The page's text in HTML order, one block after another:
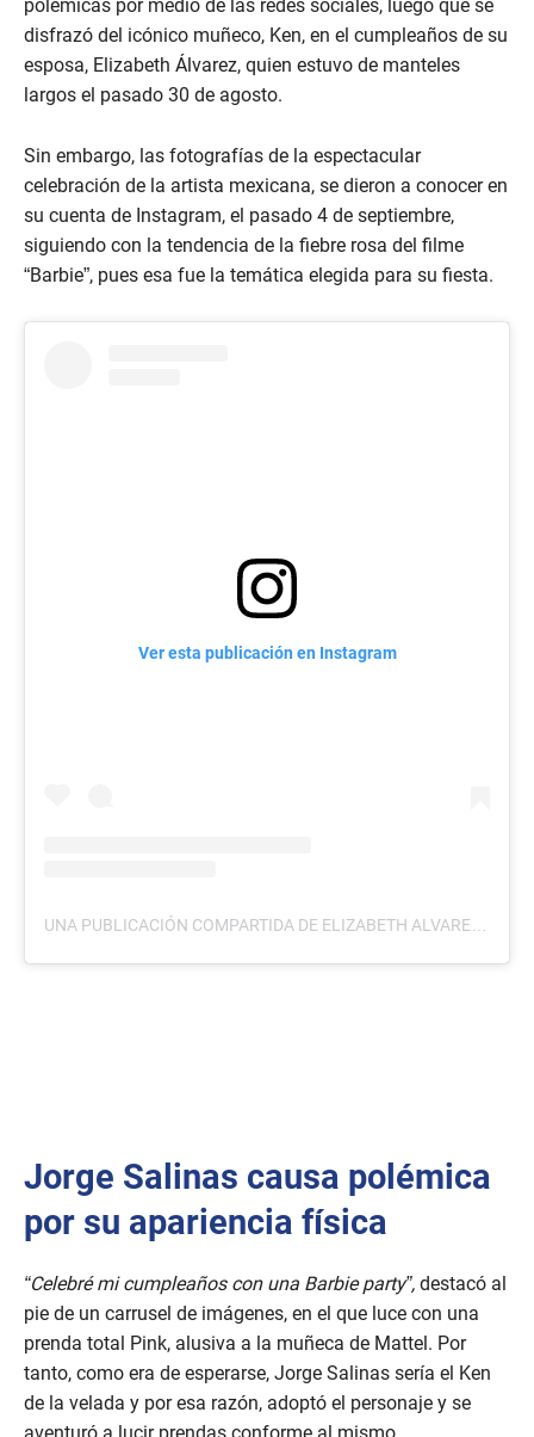
polémicas por medio de las redes sociales, luego que se
disfrazó del icónico muñeco, Ken, en el cumpleaños de su
esposa, Elizabeth Álvarez, quien estuvo de manteles
largos el pasado 30 de agosto.
Sin embargo, las fotografías de la espectacular
celebración de la artista mexicana, se dieron a conocer en
su cuenta de Instagram, el pasado 4 de septiembre,
siguiendo con la tendencia de la fiebre rosa del filme
“Barbie”, pues esa fue la temática elegida para su fiesta.
Ver esta publicación en Instagram
UNA PUBLICACIÓN COMPARTIDA DE ELIZABETH ALVAREZ (@CUQUITAOFICIAL_)
Jorge Salinas causa polémica
por su apariencia física
“Celebré mi cumpleaños con una Barbie party”, destacó al
pie de un carrusel de imágenes, en el que luce con una
prenda total Pink, alusiva a la muñeca de Mattel. Por
tanto, como era de esperarse, Jorge Salinas sería el Ken
de la velada y por esa razón, adoptó el personaje y se